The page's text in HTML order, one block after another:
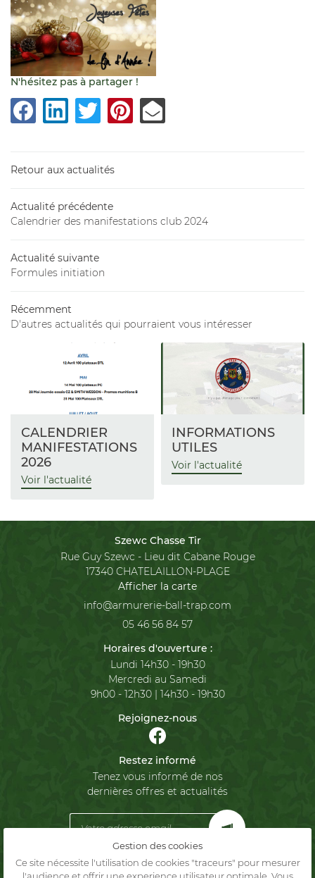
Accueil
Tir
Avis
INSCRIPTION
VENTE EN
N'hésitez pas à partager !
Retour aux actualités
Actualité précédente
Calendrier des manifestations club 2024
Actualité suivante
Formules initiation
Récemment
D'autres actualités qui pourraient vous intéresser
CALENDRIER
MANIFESTATIONS
2026
Voir l'actualité
INFORMATIONS
UTILES
Voir l'actualité
Szewc Chasse Tir
Rue Guy Szewc - Lieu dit Cabane Rouge
17340 CHATELAILLON-PLAGE
Afficher la carte
05 46 56 84 57
Horaires d'ouverture :
Lundi 14h30 - 19h30
Mercredi au Samedi
9h00 - 12h30 | 14h30 - 19h30
Rejoignez-nous
Restez informé
Tenez vous informé de nos
dernières offres et actualités
Mentions Légales
Gestion des cookies
Ce site nécessite l'utilisation de cookies "traceurs" pour mesurer